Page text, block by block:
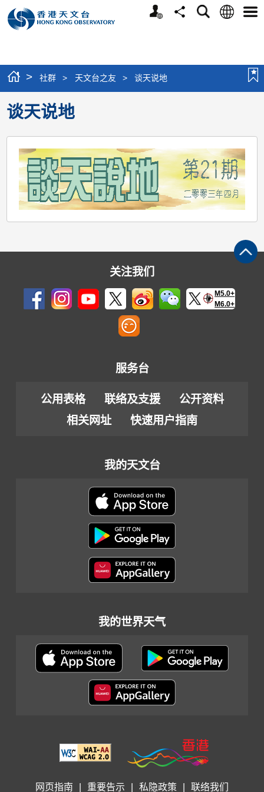
个
分
搜
语
选
> 社群 > 天文台之友 > 谈天说地
谈天说地
关注我们
M5.0+
M6.0+
服务台
公用表格 联络及支援
公开资料
相关网址
快速用户指南
我的天文台
我的世界天气
网页指南 重要告示 私隐政策 联络我们